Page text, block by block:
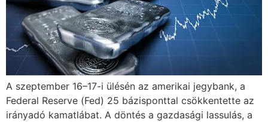
A szeptember 16–17-i ülésén az amerikai jegybank, a
Federal Reserve (Fed) 25 bázisponttal csökkentette az
irányadó kamatlábat. A döntés a gazdasági lassulás, a